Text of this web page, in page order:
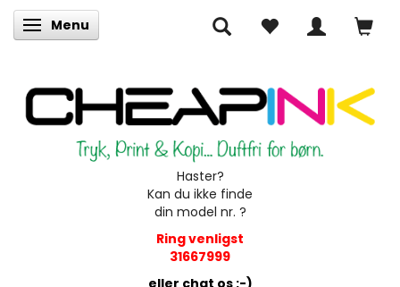
Skifte navigation
Menu
Haster?
Kan du ikke finde
din model nr. ?
Ring venligst
31667999